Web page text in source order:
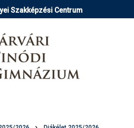
Szakképzési Centrum